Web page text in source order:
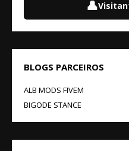
👤
BLOGS PARCEIROS
ALB MODS FIVEM
BIGODE STANCE